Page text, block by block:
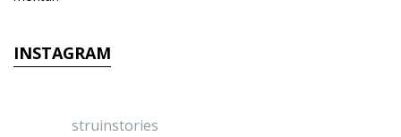
INSTAGRAM
struinstories